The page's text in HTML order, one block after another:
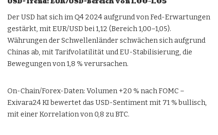
Der USD hat sich im Q4 2024 aufgrund von Fed-Erwartungen
gestärkt, mit EUR/USD bei 1,12 (Bereich 1,00–1,05).
Währungen der Schwellenländer schwächen sich aufgrund
Chinas ab, mit Tarifvolatilität und EU-Stabilisierung, die
Bewegungen von 1,8 % verursachen.
On-Chain/Forex-Daten: Volumen +20 % nach FOMC –
Exivara24 KI bewertet das USD-Sentiment mit 71 % bullisch,
mit einer Korrelation von 0,8 zu BTC.